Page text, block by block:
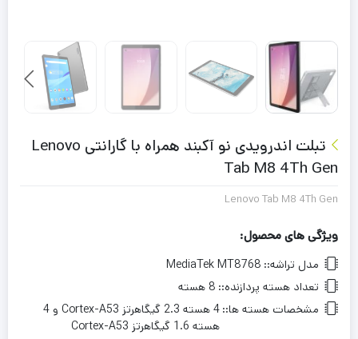
تبلت اندرویدی نو آکبند همراه با گارانتی Lenovo
Tab M8 4Th Gen
Lenovo Tab M8 4Th Gen
ویژگی های محصول:
مدل تراشه:: MediaTek MT8768
تعداد هسته پردازنده:: 8 هسته
مشخصات هسته‌ ها::
4 هسته 2.3 گیگاهرتز Cortex-A53 و 4
هسته 1.6 گیگاهرتز Cortex-A53